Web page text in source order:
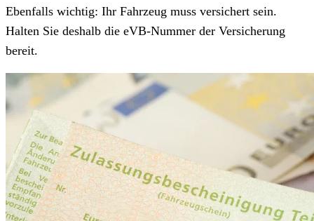
Ebenfalls wichtig: Ihr Fahrzeug muss versichert sein.
Halten Sie deshalb die eVB-Nummer der Versicherung
bereit.